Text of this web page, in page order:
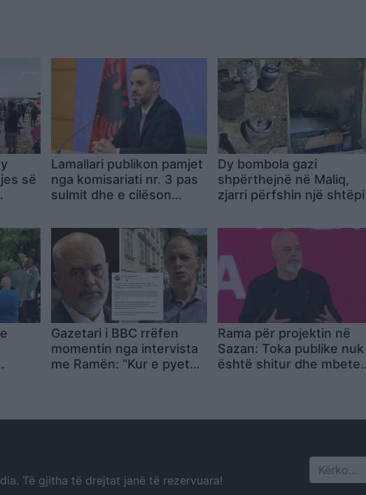
së
Lamallari publikon pamjet
nga komisariati nr. 3 pas
sulmit dhe e cilëson
dezinformimit
Dy bombola gazi
shpërthejnë në Maliq,
zjarri përfshin një shtëpi
Gazetari i BBC rrëfen
momentin nga intervista
me Ramën: “Kur e pyeta
Rama për projektin në
Sazan: Toka publike nuk
është shitur dhe mbetet
Të gjitha të drejtat janë të rezervuara! Search